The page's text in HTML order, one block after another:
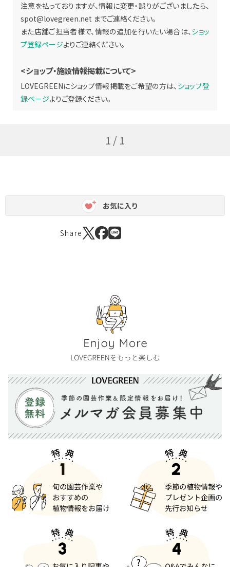
注意を払っておりますが、情報に変更・誤りがございましたら、
spot@lovegreen.net までご連絡ください。
また店舗ご担当者様で、情報の追加を行いたい場合は、ショッ
プ登録ページよりご連絡ください。
<ショップ・施設情報掲載について>
LOVEGREENにショップ情報掲載をご希望の方は、 ショップ登
録ページよりご登録ください。
1 / 1
お気に入り
Share